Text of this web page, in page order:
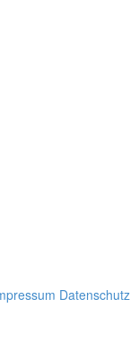
Datenschutz